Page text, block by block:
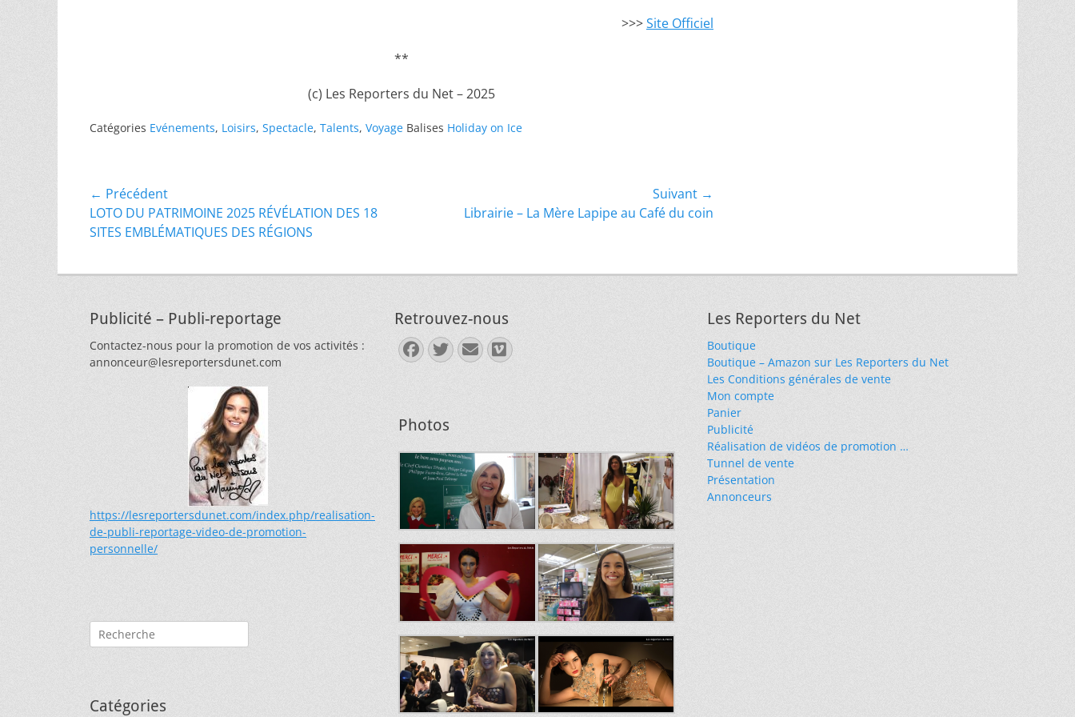
>>>Site Officiel
**
(c) Les Reporters du Net – 2025
Catégories Evénements, Loisirs, Spectacle, Talents, Voyage Balises Holiday on Ice
Navigation
de
← Précédent
Article
précédent :
LOTO DU PATRIMOINE 2025 RÉVÉLATION DES 18
SITES EMBLÉMATIQUES DES RÉGIONS
Suivant →
Librairie – La Mère Lapipe au Café du coin
Publicité – Publi-reportage
Contactez-nous pour la promotion de vos activités :
annonceur@lesreportersdunet.com
https://lesreportersdunet.com/index.php/realisation-
de-publi-reportage-video-de-promotion-
personnelle/
Rechercher :
Catégories
Retrouvez-nous
Facebook
Twitter
E-
mail
Vimeo
Photos
Les Reporters du Net
Boutique
Boutique – Amazon sur Les Reporters du Net
Les Conditions générales de vente
Mon compte
Panier
Publicité
Réalisation de vidéos de promotion …
Tunnel de vente
Présentation
Annonceurs